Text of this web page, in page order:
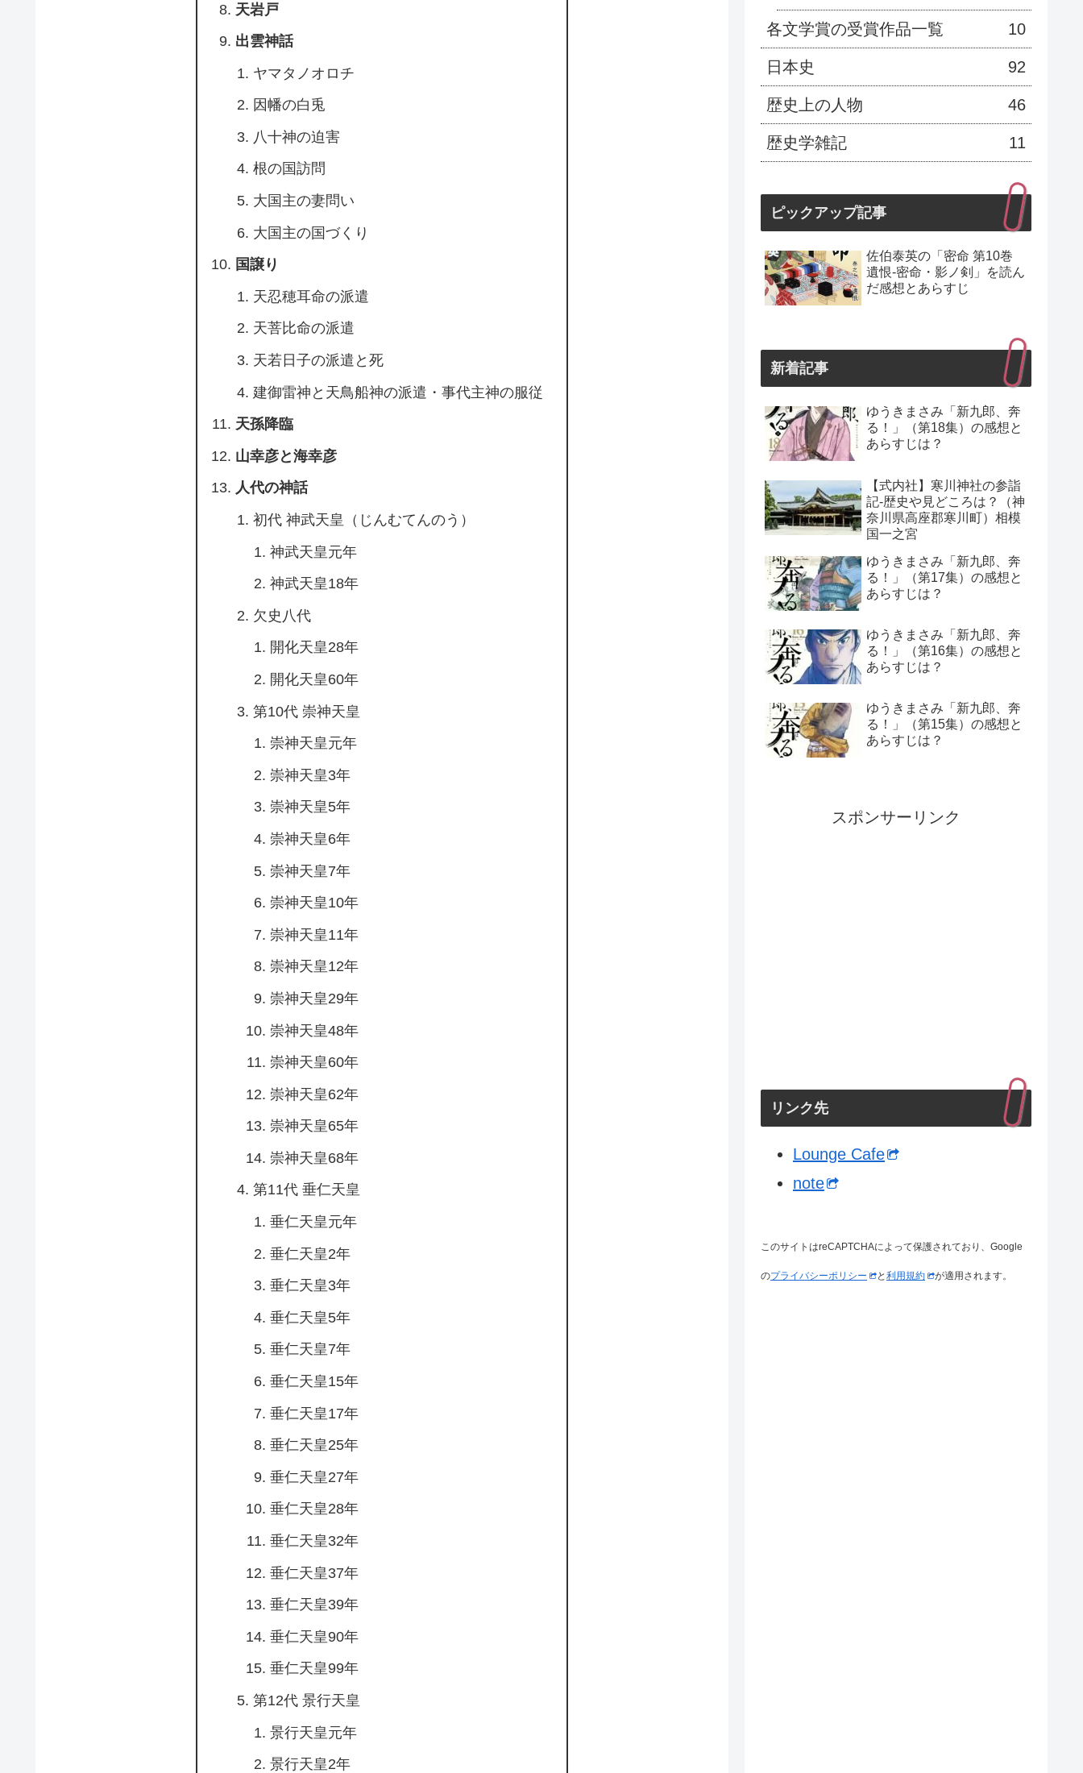
天岩戸
出雲神話
ヤマタノオロチ
因幡の白兎
八十神の迫害
根の国訪問
大国主の妻問い
大国主の国づくり
国譲り
天忍穂耳命の派遣
天菩比命の派遣
天若日子の派遣と死
建御雷神と天鳥船神の派遣・事代主神の服従
天孫降臨
山幸彦と海幸彦
人代の神話
初代 神武天皇（じんむてんのう）
神武天皇元年
神武天皇18年
欠史八代
開化天皇28年
開化天皇60年
第10代 崇神天皇
崇神天皇元年
崇神天皇3年
崇神天皇5年
崇神天皇6年
崇神天皇7年
崇神天皇10年
崇神天皇11年
崇神天皇12年
崇神天皇29年
崇神天皇48年
崇神天皇60年
崇神天皇62年
崇神天皇65年
崇神天皇68年
第11代 垂仁天皇
垂仁天皇元年
垂仁天皇2年
垂仁天皇3年
垂仁天皇5年
垂仁天皇7年
垂仁天皇15年
垂仁天皇17年
垂仁天皇25年
垂仁天皇27年
垂仁天皇28年
垂仁天皇32年
垂仁天皇37年
垂仁天皇39年
垂仁天皇90年
垂仁天皇99年
第12代 景行天皇
景行天皇元年
景行天皇2年
各文学賞の受賞作品一覧 10
日本史 92
歴史上の人物 46
歴史学雑記 11
ピックアップ記事
佐伯泰英の「密命 第10巻
遺恨-密命・影ノ剣」を読ん
だ感想とあらすじ
新着記事
ゆうきまさみ「新九郎、奔
る！」（第18集）の感想と
あらすじは？
【式内社】寒川神社の参詣
記-歴史や見どころは？（神
奈川県高座郡寒川町）相模
国一之宮
ゆうきまさみ「新九郎、奔
る！」（第17集）の感想と
あらすじは？
ゆうきまさみ「新九郎、奔
る！」（第16集）の感想と
あらすじは？
ゆうきまさみ「新九郎、奔
る！」（第15集）の感想と
あらすじは？
スポンサーリンク
リンク先
Lounge Cafe
note
このサイトはreCAPTCHAによって保護されており、Google
のプライバシーポリシー と 利用規約 が適用されます。